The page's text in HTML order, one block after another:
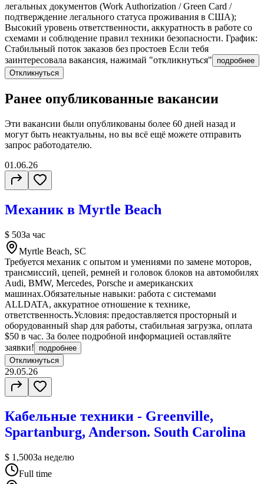
легальных документов (Work Authorization / Green Card /
подтверждение легального статуса проживания в США);
Высокий уровень ответственности, аккуратность в работе со
схемами и соблюдение правил техники безопасности. График:
Стабильный поток заказов без простоев Если тебя
заинтересовала вакансия, нажимай "откликнуться"
подробнее
Откликнуться
Ранее опубликованные вакансии
Эти вакансии были опубликованы более 60 дней назад и
могут быть неактуальны, но вы всё ещё можете отправить
запрос работодателю.
01.06.26
Механик в Myrtle Beach
$ 50За час
Myrtle Beach, SC
Требуется механик с опытом и умениями по замене моторов,
трансмиссий, цепей, ремней и головок блоков на автомобилях
Audi, BMW, Mercedes, Porsche и американских
машинах.Обязательные навыки: работа с системами
ALLDATA, аккуратное отношение к технике,
ответственность.Условия: предоставляется просторный и
оборудованный shap для работы, стабильная загрузка, оплата
$50 в час. За более подробной информацией оставляйте
заявки!
подробнее
Откликнуться
29.05.26
Кабельные техники - Greenville,
Spartanburg, Anderson. South Carolina
$ 1,500За неделю
Full time